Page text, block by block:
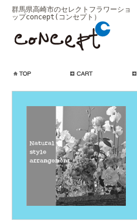
群馬県高崎市のセレクトフラワーショ
ップconcept(コンセプト）